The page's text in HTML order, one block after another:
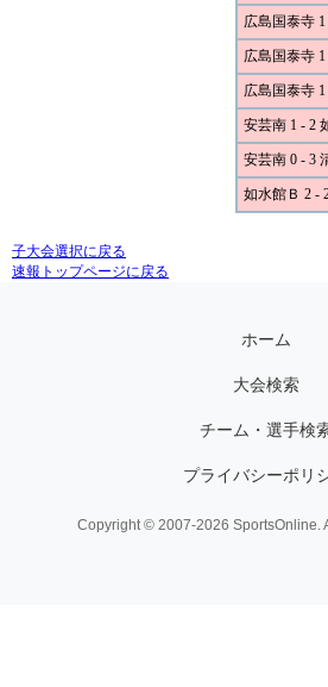
広島国泰寺
広島国泰寺
広島国泰寺
安芸南 1 - 2
安芸南 0 - 3
如水館Ｂ 2 -
子大会選択に戻る
速報トップページに戻る
ホーム
大会検索
チーム・選手検
プライバシーポリ
Copyright © 2007-2026 SportsOnline.